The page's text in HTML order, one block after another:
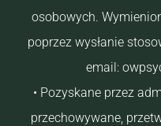
osobowych.
poprzez wysłanie
email:
• Pozyskane przez
przechowywane,